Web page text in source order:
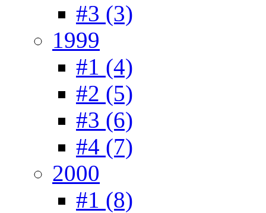
#3 (3)
1999
#1 (4)
#2 (5)
#3 (6)
#4 (7)
2000
#1 (8)